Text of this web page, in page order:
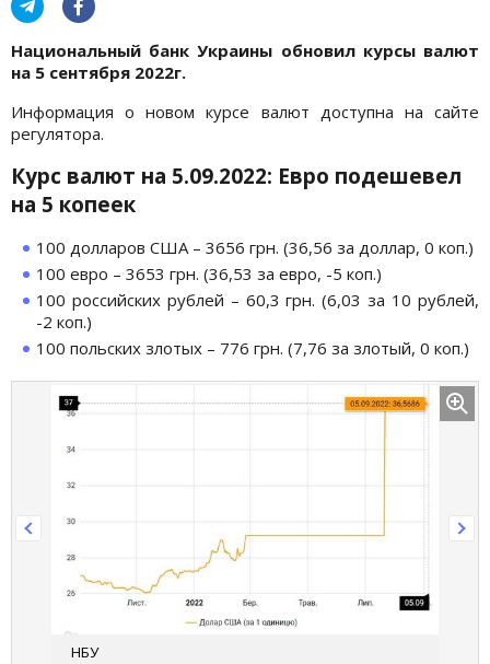
Национальный банк Украины обновил курсы валют
на 5 сентября 2022г.
Информация о новом курсе валют доступна на сайте
регулятора.
Курс валют на 5.09.2022: Евро подешевел
на 5 копеек
100 долларов США – 3656 грн. (36,56 за доллар, 0 коп.)
100 евро – 3653 грн. (36,53 за евро, -5 коп.)
100 российских рублей – 60,3 грн. (6,03 за 10 рублей,
-2 коп.)
100 польских злотых – 776 грн. (7,76 за злотый, 0 коп.)
НБУ